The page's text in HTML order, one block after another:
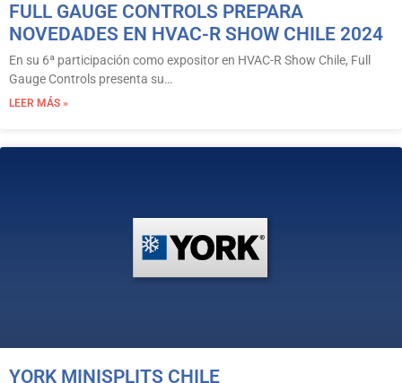
FULL GAUGE CONTROLS PREPARA
NOVEDADES EN HVAC-R SHOW CHILE 2024
En su 6ª participación como expositor en HVAC-R Show Chile, Full
Gauge Controls presenta su…
LEER MÁS »
YORK MINISPLITS CHILE